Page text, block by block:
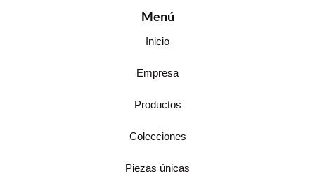
Menú
Inicio
Empresa
Productos
Colecciones
Piezas únicas